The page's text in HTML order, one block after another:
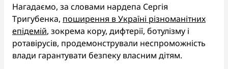
Нагадаємо, за словами нардепа Сергія
Тригубенка, поширення в Україні різноманітних
епідемій, зокрема кору, дифтерії, ботулізму і
ротавірусів, продемонстрували неспроможність
влади гарантувати безпеку власним дітям.